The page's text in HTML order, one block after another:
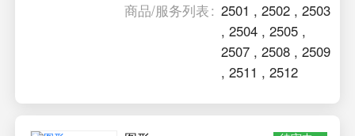
商品/服务列表
2501 ,2502 ,2503
,2504 ,2505 ,
2507 ,2508 ,2509
,2511 ,2512